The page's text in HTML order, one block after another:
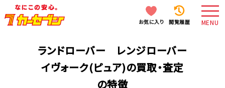
お気に入り 閲覧履歴 MENU
ランドローバー レンジローバー
イヴォーク(ピュア)の買取・査定
の特徴